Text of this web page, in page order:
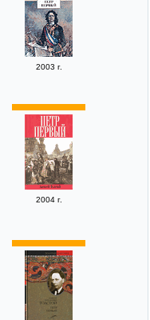
2003 г.
2004 г.